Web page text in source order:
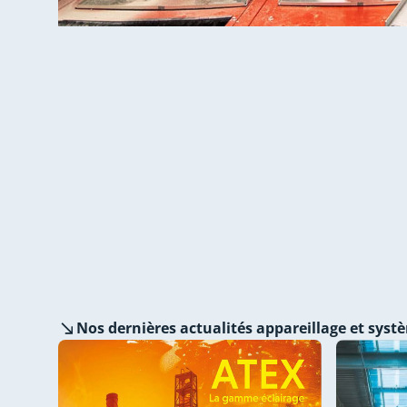
Nos dernièresactualités appareillage et